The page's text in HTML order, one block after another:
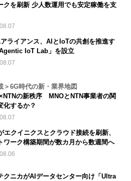
クを刷新 少人数運用でも安定稼働を支
ライアンス、AIとIoTの共創を推進す
IoT Lab」を設立
＞6G時代の新・業界地図
の新秩序 MNOとNTN事業者の関
化するか？
エクイニクスとクラウド接続を刷新、
ワーク構築期間が数カ月から数週間へ
クニカがAIデータセンター向け「Ultra